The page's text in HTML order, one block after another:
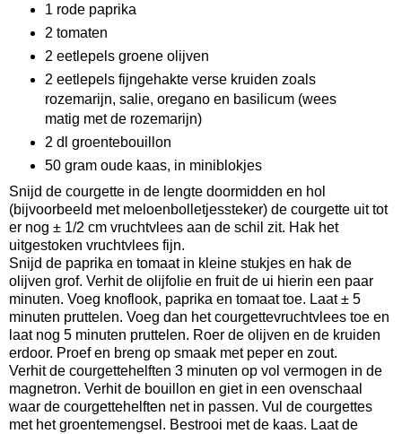
1 rode paprika
2 tomaten
2 eetlepels groene olijven
2 eetlepels fijngehakte verse kruiden zoals
rozemarijn, salie, oregano en basilicum (wees
matig met de rozemarijn)
2 dl groentebouillon
50 gram oude kaas, in miniblokjes
Snijd de courgette in de lengte doormidden en hol
(bijvoorbeeld met meloenbolletjessteker) de courgette uit tot
er nog ± 1/2 cm vruchtvlees aan de schil zit. Hak het
uitgestoken vruchtvlees fijn.
Snijd de paprika en tomaat in kleine stukjes en hak de
olijven grof. Verhit de olijfolie en fruit de ui hierin een paar
minuten. Voeg knoflook, paprika en tomaat toe. Laat ± 5
minuten pruttelen. Voeg dan het courgettevruchtvlees toe en
laat nog 5 minuten pruttelen. Roer de olijven en de kruiden
erdoor. Proef en breng op smaak met peper en zout.
Verhit de courgettehelften 3 minuten op vol vermogen in de
magnetron. Verhit de bouillon en giet in een ovenschaal
waar de courgettehelften net in passen. Vul de courgettes
met het groentemengsel. Bestrooi met de kaas. Laat de